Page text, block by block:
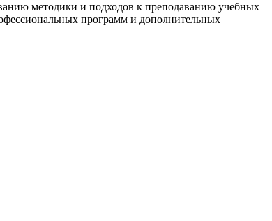
методики и подходов к преподаванию учебных
программ и дополнительных